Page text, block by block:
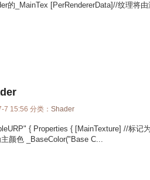
的_MainTex [PerRendererData]//纹理将
7 15:56 分类： Shader
{ Properties { [MainTexture] //标记
颜色 _BaseColor("Base C...